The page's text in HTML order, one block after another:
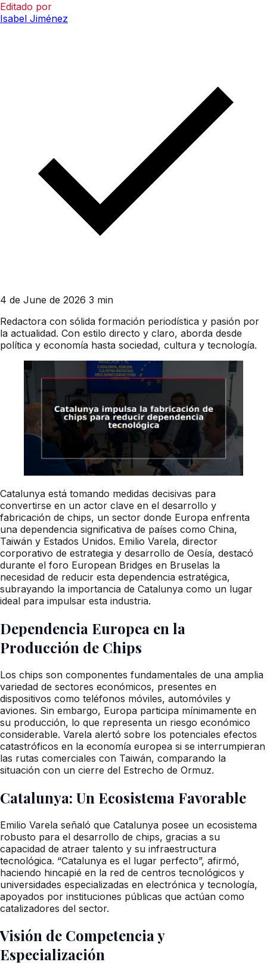
Editado por
Isabel Jiménez
4 de June de 2026 3 min
Redactora con sólida formación periodística y pasión por
la actualidad. Con estilo directo y claro, aborda desde
política y economía hasta sociedad, cultura y tecnología.
Catalunya está tomando medidas decisivas para
convertirse en un actor clave en el desarrollo y
fabricación de chips, un sector donde Europa enfrenta
una dependencia significativa de países como China,
Taiwán y Estados Unidos. Emilio Varela, director
corporativo de estrategia y desarrollo de Oesía, destacó
durante el foro European Bridges en Bruselas la
necesidad de reducir esta dependencia estratégica,
subrayando la importancia de Catalunya como un lugar
ideal para impulsar esta industria.
Dependencia Europea en la
Producción de Chips
Los chips son componentes fundamentales de una amplia
variedad de sectores económicos, presentes en
dispositivos como teléfonos móviles, automóviles y
aviones. Sin embargo, Europa participa mínimamente en
su producción, lo que representa un riesgo económico
considerable. Varela alertó sobre los potenciales efectos
catastróficos en la economía europea si se interrumpieran
las rutas comerciales con Taiwán, comparando la
situación con un cierre del Estrecho de Ormuz.
Catalunya: Un Ecosistema Favorable
Emilio Varela señaló que Catalunya posee un ecosistema
robusto para el desarrollo de chips, gracias a su
capacidad de atraer talento y su infraestructura
tecnológica. “Catalunya es el lugar perfecto”, afirmó,
haciendo hincapié en la red de centros tecnológicos y
universidades especializadas en electrónica y tecnología,
apoyados por instituciones públicas que actúan como
catalizadores del sector.
Visión de Competencia y
Especialización